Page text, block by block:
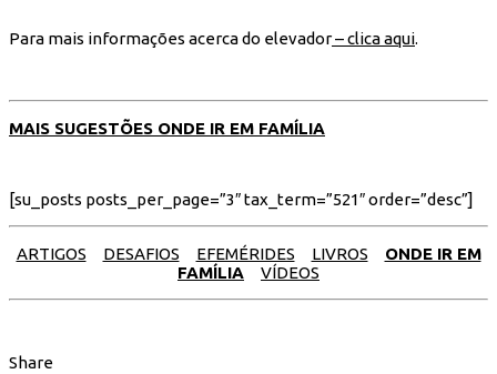
Para mais informações acerca do elevador– clica aqui.
MAIS SUGESTÕES ONDE IR EM FAMÍLIA
[su_posts posts_per_page=”3″ tax_term=”521″ order=”desc”]
ARTIGOS DESAFIOS EFEMÉRIDES LIVROS
ONDE IR EM
FAMÍLIA
VÍDEOS
Share